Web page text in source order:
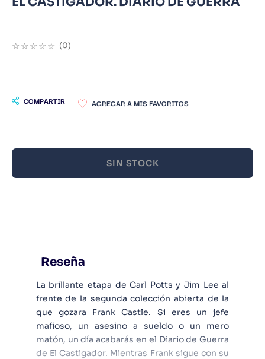
☆☆☆☆☆ (0)
COMPARTIR
SIN STOCK
Reseña
La brillante etapa de Carl Potts y Jim Lee al
frente de la segunda colección abierta de la
que gozara Frank Castle. Si eres un jefe
mafioso, un asesino a sueldo o un mero
matón, un día acabarás en el Diario de Guerra
de El Castigador. Mientras Frank sigue con su